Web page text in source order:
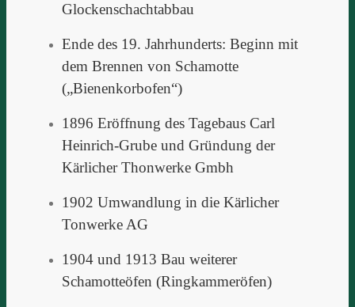
Glockenschachtabbau
Ende des 19. Jahrhunderts: Beginn mit
dem Brennen von Schamotte
(„Bienenkorbofen“)
1896 Eröffnung des Tagebaus Carl
Heinrich-Grube und Gründung der
Kärlicher Thonwerke Gmbh
1902 Umwandlung in die Kärlicher
Tonwerke AG
1904 und 1913 Bau weiterer
Schamotteöfen (Ringkammeröfen)